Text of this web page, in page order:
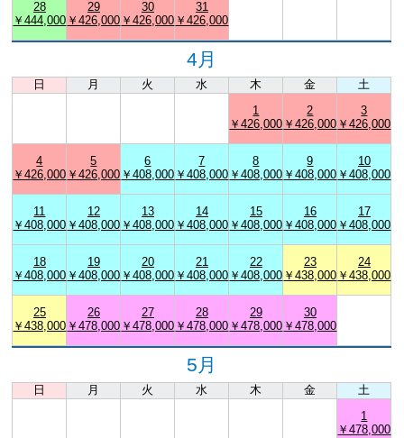
28
￥444,000
29
￥426,000
30
￥426,000
31
￥426,000
4月
日 月 火 水 木 金 土
1
￥426,000
2
￥426,000
3
￥426,000
4
￥426,000
5
￥426,000
6
￥408,000
7
￥408,000
8
￥408,000
9
￥408,000
10
￥408,000
11
￥408,000
12
￥408,000
13
￥408,000
14
￥408,000
15
￥408,000
16
￥408,000
17
￥408,000
18
￥408,000
19
￥408,000
20
￥408,000
21
￥408,000
22
￥408,000
23
￥438,000
24
￥438,000
25
￥438,000
26
￥478,000
27
￥478,000
28
￥478,000
29
￥478,000
30
￥478,000
5月
日 月 火 水 木 金 土
1
￥478,000